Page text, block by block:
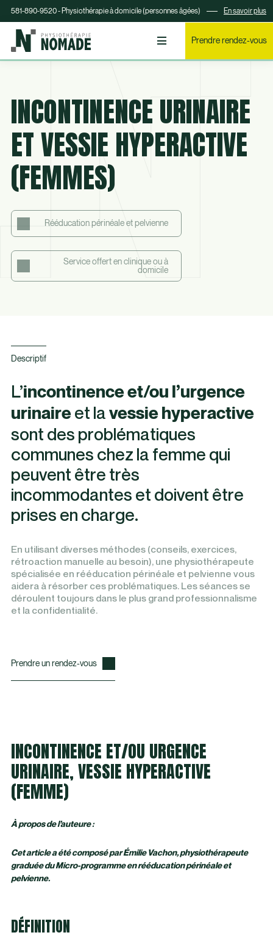
581-890-9520 - Physiothérapie à domicile (personnes âgées) En savoir plus
Prendre rendez-vous
INCONTINENCE URINAIRE
ET VESSIE HYPERACTIVE
(FEMMES)
Rééducation périnéale et pelvienne
Service offert en clinique ou à
domicile
Descriptif
L’incontinence et/ou l’urgence
urinaireet la vessie hyperactive
sont des problématiques
communes chez la femme qui
peuvent être très
incommodantes et doivent être
prises en charge.
En utilisant diverses méthodes (conseils, exercices,
rétroaction manuelle au besoin), une physiothérapeute
spécialisée en rééducation périnéale et pelvienne vous
aidera à résorber ces problématiques. Les séances se
déroulent toujours dans le plus grand professionnalisme
et la confidentialité.
Prendre un rendez-vous
INCONTINENCE ET/OU URGENCE
URINAIRE, VESSIE HYPERACTIVE
(FEMME)
À propos de l’auteure :
Cet article a été composé par Émilie Vachon, physiothérapeute
graduée du Micro-programme en rééducation périnéale et
pelvienne.
DÉFINITION